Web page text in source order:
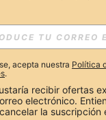
OFERTAS
acepta nuestra Política
.
recibir ofertas
electrónico.
la suscripción